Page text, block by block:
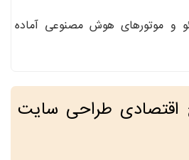
و موتورهای هوش مصنوعی آماده
اقتصادی طراحی سایت